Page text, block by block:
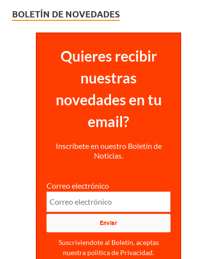
BOLETÍN DE NOVEDADES
Quieres recibir
nuestras
novedades en tu
email?
Inscríbete en nuestro Boletín de
Noticias.
Correo electrónico
Suscriviendote al Boletin, aceptas
nuestra politica de Privacidad.